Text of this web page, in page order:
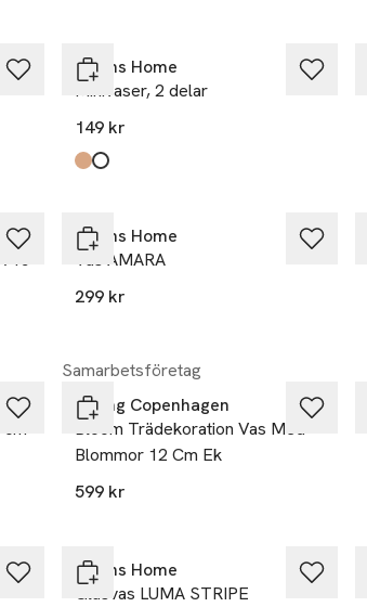
Åhléns Home
Minivaser, 2 delar
149 kr
Produkten finns i färgerna:
Brown
Offwhite
15
Åhléns Home
Vas AMARA
299 kr
cm
Samarbetsföretag
Spring Copenhagen
Bloom Trädekoration Vas Med
Blommor 12 Cm Ek
599 kr
Åhléns Home
Glasvas LUMA STRIPE